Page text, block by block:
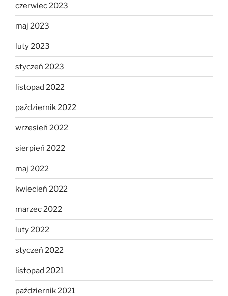
czerwiec 2023
maj 2023
luty 2023
styczeń 2023
listopad 2022
październik 2022
wrzesień 2022
sierpień 2022
maj 2022
kwiecień 2022
marzec 2022
luty 2022
styczeń 2022
listopad 2021
październik 2021